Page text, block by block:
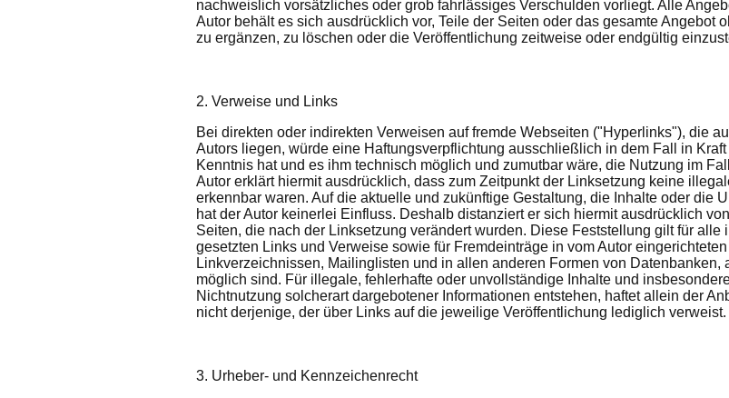
nachweislich vorsätzliches oder grob fahrlässiges Verschulden vorliegt. Alle
Autor behält es sich ausdrücklich vor, Teile der Seiten oder das gesamte Angebot
zu ergänzen, zu löschen oder die Veröffentlichung zeitweise oder endgültig
2. Verweise und Links
Bei direkten oder indirekten Verweisen auf fremde Webseiten ("Hyperlinks"), die
Autors liegen, würde eine Haftungsverpflichtung ausschließlich in dem Fall in
Kenntnis hat und es ihm technisch möglich und zumutbar wäre, die Nutzung im
Autor erklärt hiermit ausdrücklich, dass zum Zeitpunkt der Linksetzung keine
erkennbar waren. Auf die aktuelle und zukünftige Gestaltung, die Inhalte oder die
hat der Autor keinerlei Einfluss. Deshalb distanziert er sich hiermit ausdrücklich
Seiten, die nach der Linksetzung verändert wurden. Diese Feststellung gilt für
gesetzten Links und Verweise sowie für Fremdeinträge in vom Autor
Linkverzeichnissen, Mailinglisten und in allen anderen Formen von Datenbanken,
möglich sind. Für illegale, fehlerhafte oder unvollständige Inhalte und
Nichtnutzung solcherart dargebotener Informationen entstehen, haftet allein der
nicht derjenige, der über Links auf die jeweilige Veröffentlichung lediglich verweist.
3. Urheber- und Kennzeichenrecht